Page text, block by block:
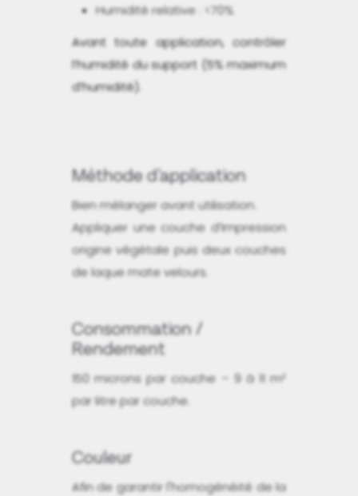
Humidité relative : <70%
Avant toute application, contrôler
l’humidité du support (5% maximum
d’humidité).
Méthode d'application
Bien mélanger avant utilisation.
Appliquer une couche d’Impression
origine végétale puis deux couches
de laque mate velours.
Consommation /
Rendement
150 microns par couche – 9 à 11 m²
par litre par couche.
Couleur
Afin de garantir l'homogénéité de la